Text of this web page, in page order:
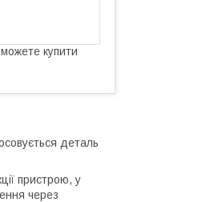
купити
деталь
пристрою, у
через